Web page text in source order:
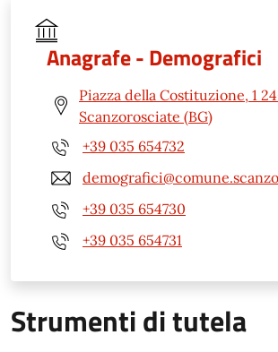
Anagrafe - Demografici
Piazza della Costituzione, 1
Scanzorosciate (BG)
+39 035 654732
+39 035 654730
+39 035 654731
Strumenti di tutela